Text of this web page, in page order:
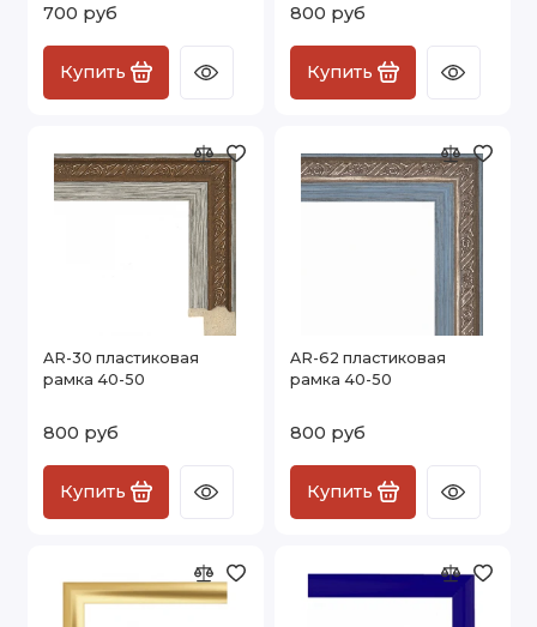
700 руб
Купить
800 руб
Купить
AR-30 пластиковая
рамка 40-50
800 руб
Купить
AR-62 пластиковая
рамка 40-50
800 руб
Купить